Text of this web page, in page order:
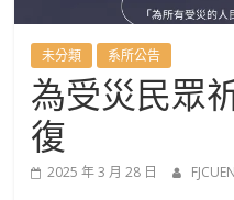
語
文
學
未分類 系所公告
為受災民眾
復
2025 年 3 月 28 日